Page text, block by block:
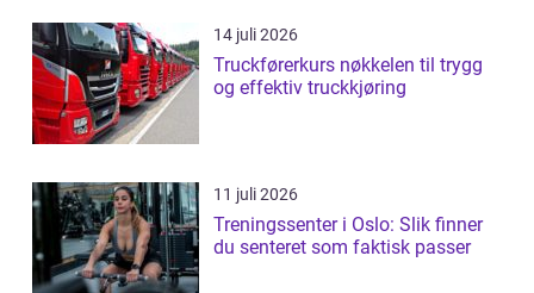
14 juli 2026
Truckførerkurs nøkkelen til trygg
og effektiv truckkjøring
11 juli 2026
Treningssenter i Oslo: Slik finner
du senteret som faktisk passer